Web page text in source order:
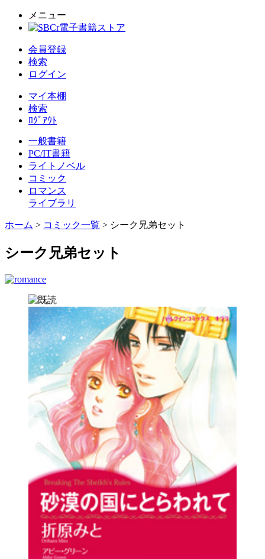
メニュー
会員登録
検索
ログイン
マイ本棚
検索
ﾛｸﾞｱｳﾄ
一般書籍
PC/IT書籍
ライトノベル
コミック
ロマンス
ライブラリ
ホーム > コミック一覧 > シーク兄弟セット
シーク兄弟セット